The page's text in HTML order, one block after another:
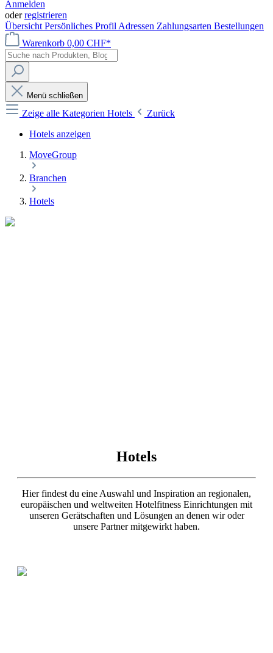
Anmelden
oderregistrieren
Übersicht Persönliches Profil Adressen Zahlungsarten Bestellungen
Warenkorb 0,00 CHF*
Menü schließen
Zeige alle Kategorien Hotels
Zurück
Hotels anzeigen
MoveGroup
Branchen
Hotels
Hotels
Hier findest du eine Auswahl und Inspiration an regionalen,
europäischen und weltweiten Hotelfitness Einrichtungen mit
unseren Gerätschaften und Lösungen an denen wir oder
unsere Partner mitgewirkt haben.